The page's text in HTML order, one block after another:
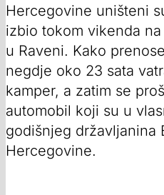
Hercegovine uništeni
izbio tokom vikenda
u Raveni. Kako
negdje oko 23 sata
kamper, a zatim se
automobil koji su u
godišnjeg državljanina
Hercegovine.